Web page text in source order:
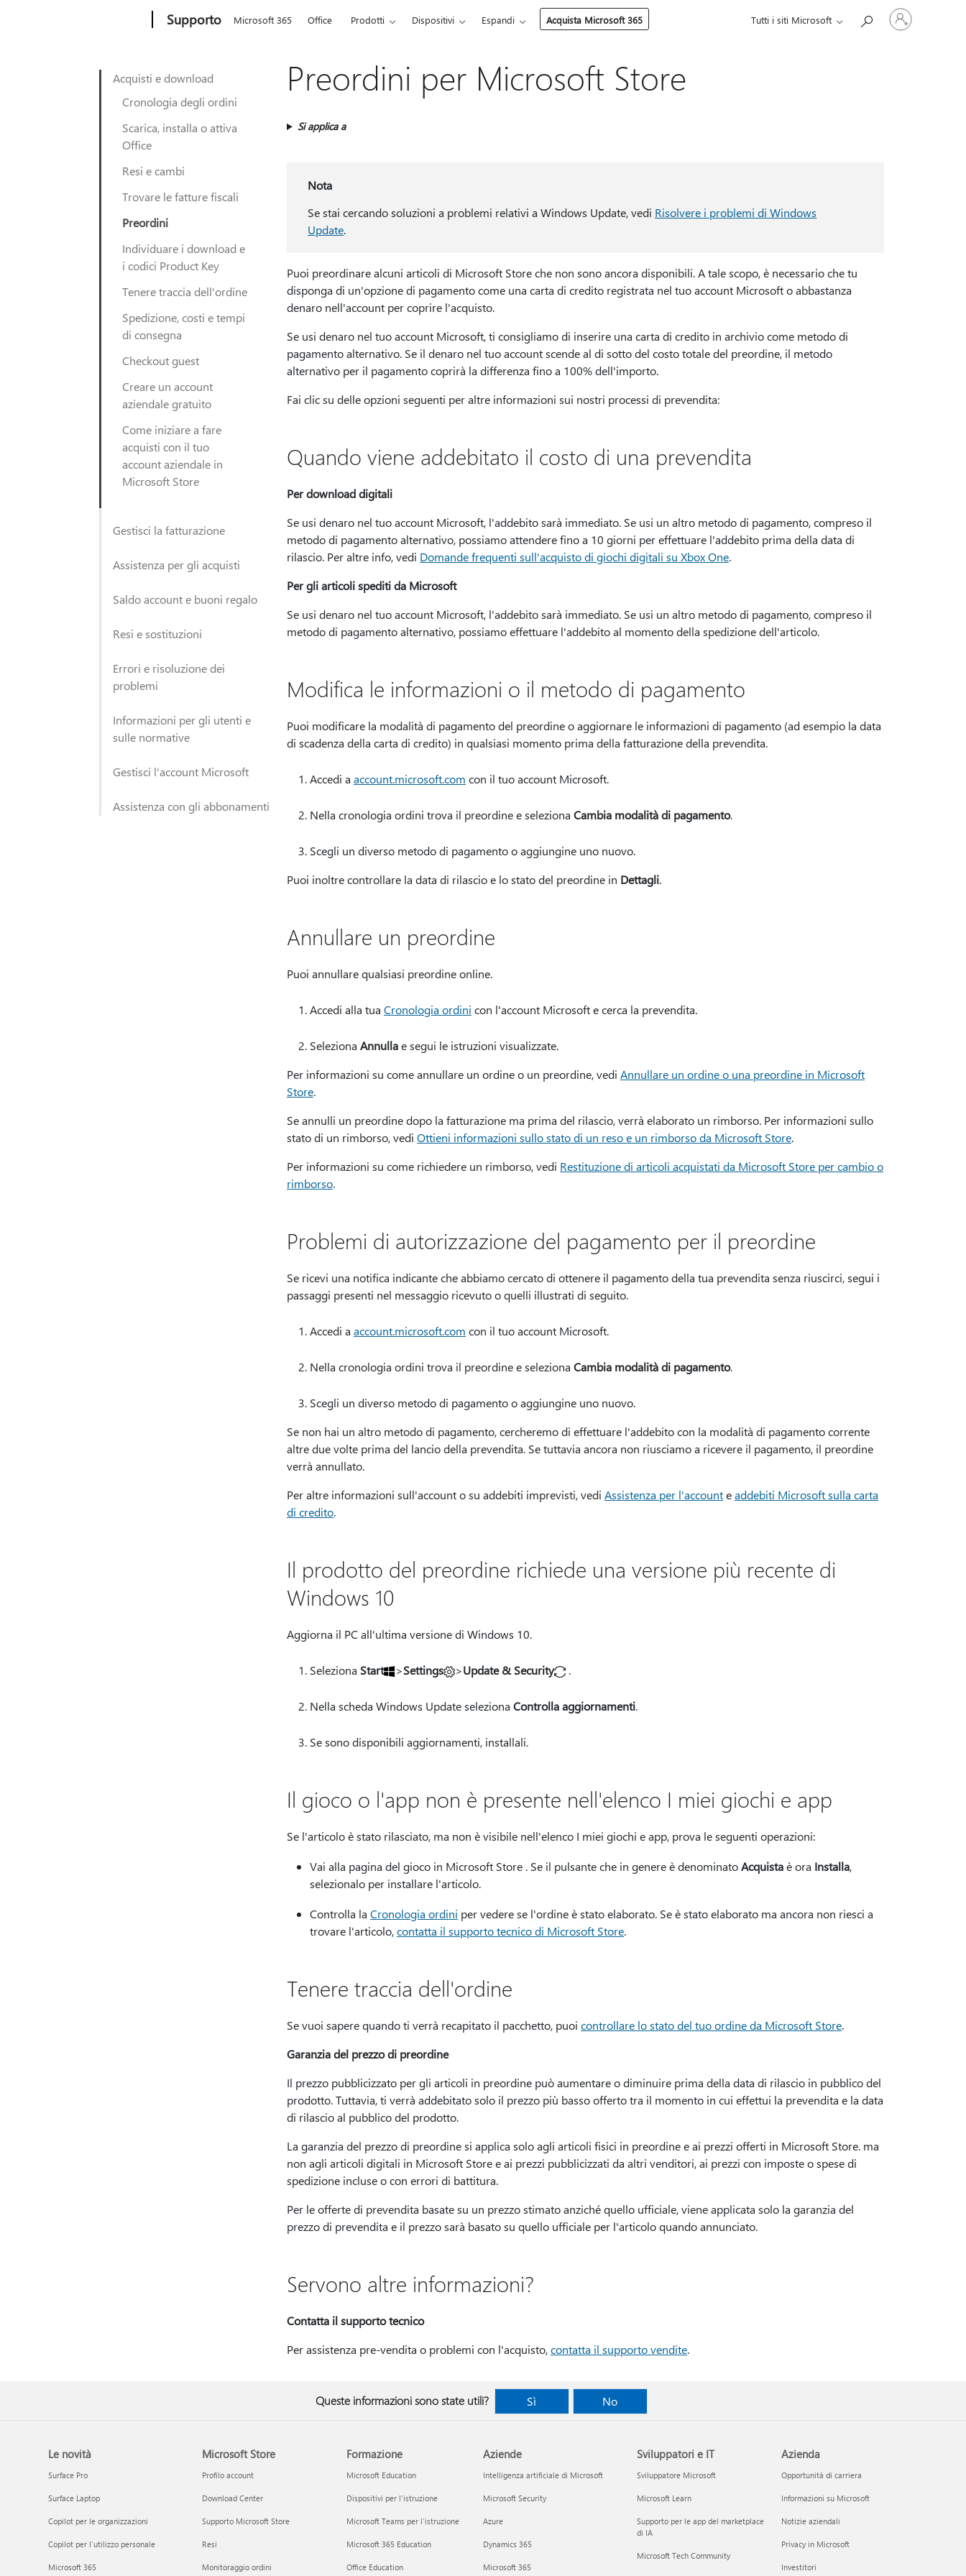
Supporto Microsoft 365 Office Prodotti Dispositivi Espandi Acquista Microsoft 365 Tutti i siti Microsoft
Accedi
con
Acquisti e download
Cronologia degli ordini
Scarica, installa o attiva
Office
Resi e cambi
Trovare le fatture fiscali
Preordini
Individuare i download e
i codici Product Key
Tenere traccia dell'ordine
Spedizione, costi e tempi
di consegna
Checkout guest
Creare un account
aziendale gratuito
Come iniziare a fare
acquisti con il tuo
account aziendale in
Microsoft Store
Gestisci la fatturazione
Assistenza per gli acquisti
Saldo account e buoni regalo
Resi e sostituzioni
Errori e risoluzione dei
problemi
Informazioni per gli utenti e
sulle normative
Gestisci l'account Microsoft
Assistenza con gli abbonamenti
Preordini per Microsoft Store
Si applica a
Nota
Se stai cercando soluzioni a problemi relativi a Windows Update, vedi Risolvere i problemi di Windows
Update.
Puoi preordinare alcuni articoli di Microsoft Store che non sono ancora disponibili. A tale scopo, è necessario che tu
disponga di un'opzione di pagamento come una carta di credito registrata nel tuo account Microsoft o abbastanza
denaro nell'account per coprire l'acquisto.
Se usi denaro nel tuo account Microsoft, ti consigliamo di inserire una carta di credito in archivio come metodo di
pagamento alternativo. Se il denaro nel tuo account scende al di sotto del costo totale del preordine, il metodo
alternativo per il pagamento coprirà la differenza fino a 100% dell'importo.
Fai clic su delle opzioni seguenti per altre informazioni sui nostri processi di prevendita:
Quando viene addebitato il costo di una prevendita
Per download digitali
Se usi denaro nel tuo account Microsoft, l'addebito sarà immediato. Se usi un altro metodo di pagamento, compreso il
metodo di pagamento alternativo, possiamo attendere fino a 10 giorni per effettuare l'addebito prima della data di
rilascio. Per altre info, vedi Domande frequenti sull'acquisto di giochi digitali su Xbox One.
Per gli articoli spediti da Microsoft
Se usi denaro nel tuo account Microsoft, l'addebito sarà immediato. Se usi un altro metodo di pagamento, compreso il
metodo di pagamento alternativo, possiamo effettuare l'addebito al momento della spedizione dell'articolo.
Modifica le informazioni o il metodo di pagamento
Puoi modificare la modalità di pagamento del preordine o aggiornare le informazioni di pagamento (ad esempio la data
di scadenza della carta di credito) in qualsiasi momento prima della fatturazione della prevendita.
Accedi a account.microsoft.com con il tuo account Microsoft.
Nella cronologia ordini trova il preordine e seleziona Cambia modalità di pagamento.
Scegli un diverso metodo di pagamento o aggiungine uno nuovo.
Puoi inoltre controllare la data di rilascio e lo stato del preordine in Dettagli.
Annullare un preordine
Puoi annullare qualsiasi preordine online.
Accedi alla tua Cronologia ordini con l'account Microsoft e cerca la prevendita.
Seleziona Annullae segui le istruzioni visualizzate.
Per informazioni su come annullare un ordine o un preordine, vedi Annullare un ordine o una preordine in Microsoft
Store.
Se annulli un preordine dopo la fatturazione ma prima del rilascio, verrà elaborato un rimborso. Per informazioni sullo
stato di un rimborso, vedi Ottieni informazioni sullo stato di un reso e un rimborso da Microsoft Store.
Per informazioni su come richiedere un rimborso, vedi Restituzione di articoli acquistati da Microsoft Store per cambio o
rimborso.
Problemi di autorizzazione del pagamento per il preordine
Se ricevi una notifica indicante che abbiamo cercato di ottenere il pagamento della tua prevendita senza riuscirci, segui i
passaggi presenti nel messaggio ricevuto o quelli illustrati di seguito.
Accedi a account.microsoft.com con il tuo account Microsoft.
Nella cronologia ordini trova il preordine e seleziona Cambia modalità di pagamento.
Scegli un diverso metodo di pagamento o aggiungine uno nuovo.
Se non hai un altro metodo di pagamento, cercheremo di effettuare l'addebito con la modalità di pagamento corrente
altre due volte prima del lancio della prevendita. Se tuttavia ancora non riusciamo a ricevere il pagamento, il preordine
verrà annullato.
Per altre informazioni sull'account o su addebiti imprevisti, vedi Assistenza per l'accounteaddebiti Microsoft sulla carta
di credito.
Il prodotto del preordine richiede una versione più recente di
Windows 10
Aggiorna il PC all'ultima versione di Windows 10.
Seleziona Start >Settings >Update & Security .
Nella scheda Windows Update seleziona Controlla aggiornamenti.
Se sono disponibili aggiornamenti, installali.
Il gioco o l'app non è presente nell'elenco I miei giochi e app
Se l'articolo è stato rilasciato, ma non è visibile nell'elenco I miei giochi e app, prova le seguenti operazioni:
Vai alla pagina del gioco in Microsoft Store . Se il pulsante che in genere è denominatoAcquistaè ora Installa,
selezionalo per installare l'articolo.
Controlla la Cronologia ordini per vedere se l'ordine è stato elaborato. Se è stato elaborato ma ancora non riesci a
trovare l'articolo,contatta il supporto tecnico di Microsoft Store.
Tenere traccia dell'ordine
Se vuoi sapere quando ti verrà recapitato il pacchetto, puoi controllare lo stato del tuo ordine da Microsoft Store.
Garanzia del prezzo di preordine
Il prezzo pubblicizzato per gli articoli in preordine può aumentare o diminuire prima della data di rilascio in pubblico del
prodotto. Tuttavia, ti verrà addebitato solo il prezzo più basso offerto tra il momento in cui effettui la prevendita e la data
di rilascio al pubblico del prodotto.
La garanzia del prezzo di preordine si applica solo agli articoli fisici in preordine e ai prezzi offerti in Microsoft Store. ma
non agli articoli digitali in Microsoft Store e ai prezzi pubblicizzati da altri venditori, ai prezzi con imposte o spese di
spedizione incluse o con errori di battitura.
Per le offerte di prevendita basate su un prezzo stimato anziché quello ufficiale, viene applicata solo la garanzia del
prezzo di prevendita e il prezzo sarà basato su quello ufficiale per l'articolo quando annunciato.
Servono altre informazioni?
Contatta il supporto tecnico
Per assistenza pre-vendita o problemi con l'acquisto,contatta il supporto vendite.
Queste informazioni sono state utili? Sì No
Le novità
Surface Pro
Surface Laptop
Copilot per le organizzazioni
Copilot per l'utilizzo personale
Microsoft 365
Microsoft Store
Profilo account
Download Center
Supporto Microsoft Store
Resi
Monitoraggio ordini
Formazione
Microsoft Education
Dispositivi per l'istruzione
Microsoft Teams per l'istruzione
Microsoft 365 Education
Office Education
Aziende
Intelligenza artificiale di Microsoft
Microsoft Security
Azure
Dynamics 365
Microsoft 365
Sviluppatori e IT
Sviluppatore Microsoft
Microsoft Learn
Supporto per le app del marketplace
di IA
Microsoft Tech Community
Azienda
Opportunità di carriera
Informazioni su Microsoft
Notizie aziendali
Privacy in Microsoft
Investitori